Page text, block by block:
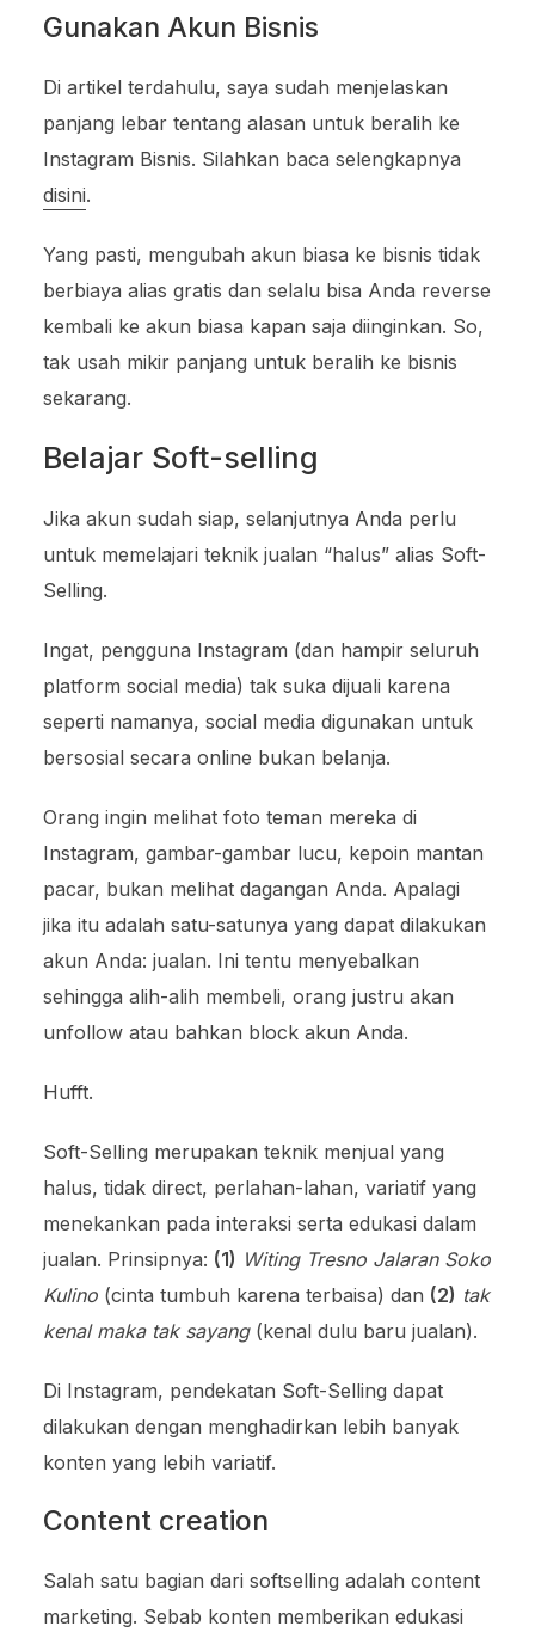
Gunakan Akun Bisnis
Di artikel terdahulu, saya sudah menjelaskan
panjang lebar tentang alasan untuk beralih ke
Instagram Bisnis. Silahkan baca selengkapnya
disini.
Yang pasti, mengubah akun biasa ke bisnis tidak
berbiaya alias gratis dan selalu bisa Anda reverse
kembali ke akun biasa kapan saja diinginkan. So,
tak usah mikir panjang untuk beralih ke bisnis
sekarang.
Belajar Soft-selling
Jika akun sudah siap, selanjutnya Anda perlu
untuk memelajari teknik jualan “halus” alias Soft-
Selling.
Ingat, pengguna Instagram (dan hampir seluruh
platform social media) tak suka dijuali karena
seperti namanya, social media digunakan untuk
bersosial secara online bukan belanja.
Orang ingin melihat foto teman mereka di
Instagram, gambar-gambar lucu, kepoin mantan
pacar, bukan melihat dagangan Anda. Apalagi
jika itu adalah satu-satunya yang dapat dilakukan
akun Anda: jualan. Ini tentu menyebalkan
sehingga alih-alih membeli, orang justru akan
unfollow atau bahkan block akun Anda.
Hufft.
Soft-Selling merupakan teknik menjual yang
halus, tidak direct, perlahan-lahan, variatif yang
menekankan pada interaksi serta edukasi dalam
jualan. Prinsipnya: (1) Witing Tresno Jalaran Soko
Kulino(cinta tumbuh karena terbaisa) dan (2) tak
kenal maka tak sayang(kenal dulu baru jualan).
Di Instagram, pendekatan Soft-Selling dapat
dilakukan dengan menghadirkan lebih banyak
konten yang lebih variatif.
Content creation
Salah satu bagian dari softselling adalah content
marketing. Sebab konten memberikan edukasi